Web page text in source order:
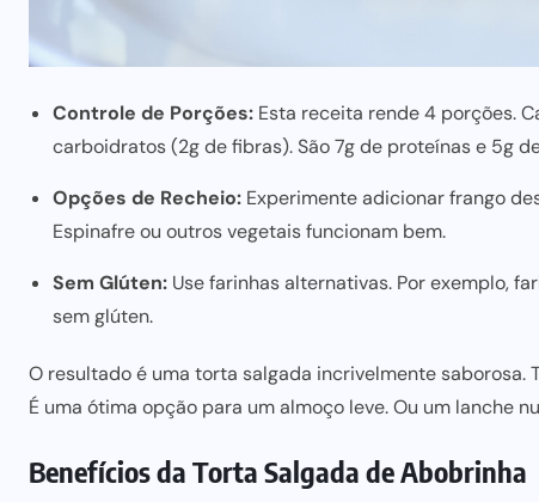
Controle de Porções: Esta receita rende 4 porções.
carboidratos (2g de fibras). São 7g de proteínas e 5g
Opções de Recheio: Experimente adicionar frango
Espinafre ou outros vegetais funcionam bem.
Sem Glúten: Use farinhas alternativas. Por exemplo,
sem glúten.
O resultado é uma torta salgada incrivelmente
É uma ótima opção para um almoço leve. Ou um lanche
Benefícios da Torta Salgada de Abobrinha